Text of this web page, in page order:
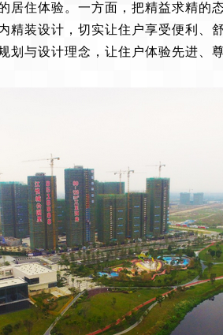
居住体验。一方面，把精益求精的
精装设计，切实让住户享受便利、
划与设计理念，让住户体验先进、